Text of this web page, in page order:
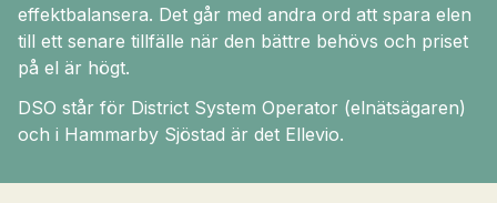
effektbalansera. Det går med andra ord att spara elen
till ett senare tillfälle när den bättre behövs och priset
på el är högt.
DSO står för District System Operator (elnätsägaren)
och i Hammarby Sjöstad är det Ellevio.